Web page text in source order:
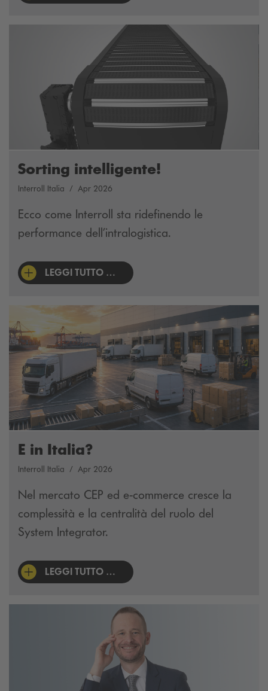
Sorting intelligente!
Interroll Italia Apr 2026
Ecco come Interroll sta ridefinendo le
performance dell’intralogistica.
LEGGI TUTTO …
E in Italia?
Interroll Italia Apr 2026
Nel mercato CEP ed e-commerce cresce la
complessità e la centralità del ruolo del
System Integrator.
LEGGI TUTTO …